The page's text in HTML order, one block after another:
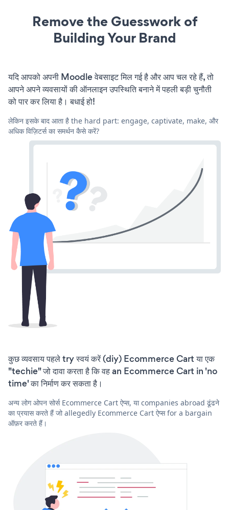
Remove the Guesswork of
Building Your Brand
यदि आपको अपनी Moodle वेबसाइट मिल गई है और आप चल रहे हैं, तो
आपने अपने व्यवसायों की ऑनलाइन उपस्थिति बनाने में पहली बड़ी चुनौती
को पार कर लिया है। बधाई हो!
लेकिन इसके बाद आता है the hard part: engage, captivate, make, और
अधिक विज़िटर्स का समर्थन कैसे करें?
कुछ व्यवसाय पहले try स्वयं करें (diy) Ecommerce Cart या एक
"techie" जो दावा करता है कि वह an Ecommerce Cart in 'no
time' का निर्माण कर सकता है।
अन्य लोग ओपन सोर्स Ecommerce Cart ऐप्स, या companies abroad ढूंढने
का प्रयास करते हैं जो allegedly Ecommerce Cart ऐप्स for a bargain
ऑफ़र करते हैं।